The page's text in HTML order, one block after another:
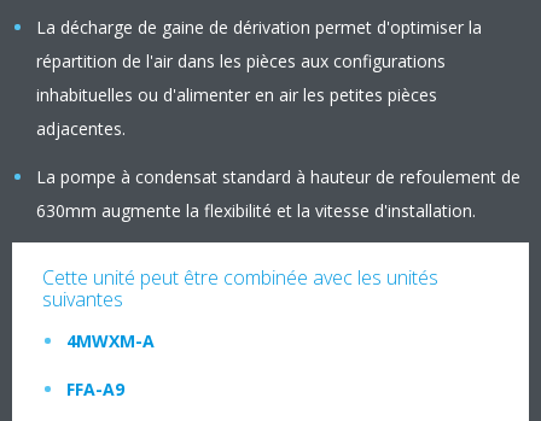
La décharge de gaine de dérivation permet d'optimiser la
répartition de l'air dans les pièces aux configurations
inhabituelles ou d'alimenter en air les petites pièces
adjacentes.
La pompe à condensat standard à hauteur de refoulement de
630mm augmente la flexibilité et la vitesse d'installation.
Cette unité peut être combinée avec les unités
suivantes
4MWXM-A
FFA-A9